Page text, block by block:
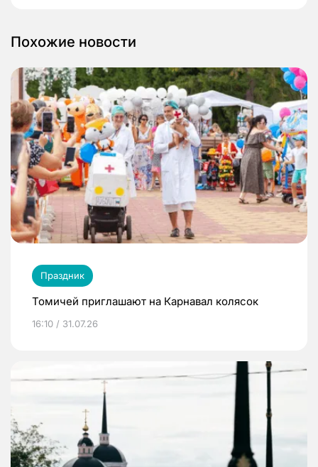
Похожие новости
Праздник
Томичей приглашают на Карнавал колясок
16:10 / 31.07.26